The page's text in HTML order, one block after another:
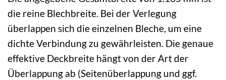
die reine Blechbreite. Bei der Verlegung
überlappen sich die einzelnen Bleche, um eine
dichte Verbindung zu gewährleisten. Die genaue
effektive Deckbreite hängt von der Art der
Überlappung ab (Seitenüberlappung und ggf.